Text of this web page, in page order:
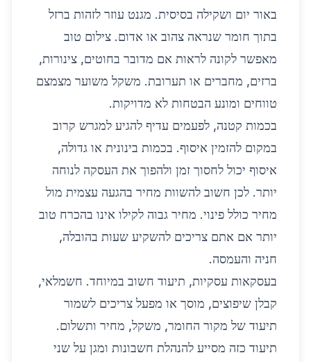
באור יום ושקילה בסיסית. מגנט עוזר לזהות ברזל
בתוך חומר שנראה צהוב או אדום. צילום טוב
מאפשר לקונה לראות אם מדובר בחוטים, צינורות,
ברזים, מחברים או תערובת. משקל משוער מצמצם
טווחים ומונע הבטחות לא מדויקות.
בכמות קטנה, לפעמים עדיף להגיע למגרש קרוב
במקום להזמין איסוף. בכמות בינונית או גדולה,
איסוף יכול לחסוך זמן ולהפוך את העסקה לנוחה
יותר. לכן חשוב להשוות מחיר בהגעה עצמית מול
מחיר כולל פינוי. מחיר גבוה לקילו אינו בהכרח טוב
יותר אם אתם צריכים להשקיע שעות בהובלה,
חניה והעמסה.
בעסקאות עסקיות, תיעוד חשוב במיוחד. חשמלאי,
קבלן שיפוצים, מוסך או מפעל צריכים לשמור
תיעוד של מקור החומר, משקל, מחיר ותשלום.
תיעוד כזה מסייע להנהלת חשבונות ומגן על שני